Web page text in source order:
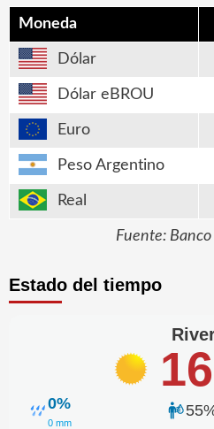
Moneda
Dólar
Dólar eBROU
Euro
Peso Argentino
Real
Fuente:
Estado del tiempo
0%
0 mm